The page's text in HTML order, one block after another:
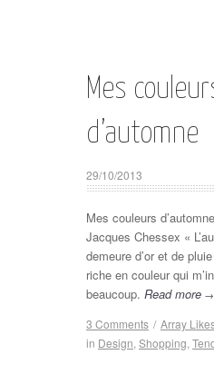
Mes
d’automne
29/10/2013
Mes couleurs
Jacques Chessex «
demeure d’or et de
riche en couleur qui
beaucoup. Read more →
3 Comments / Array
in Design, Shopping,